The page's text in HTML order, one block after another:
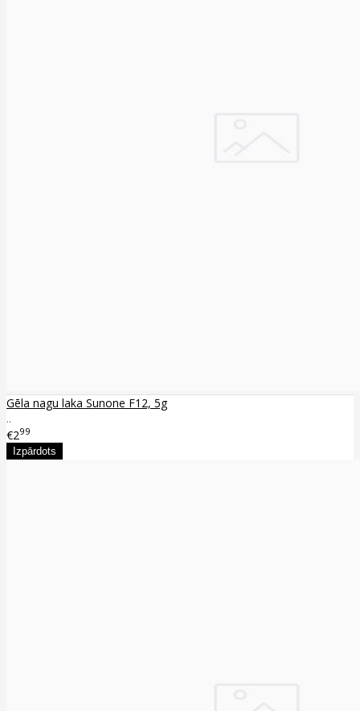
Gēla nagu laka Sunone F12, 5g
..
€299